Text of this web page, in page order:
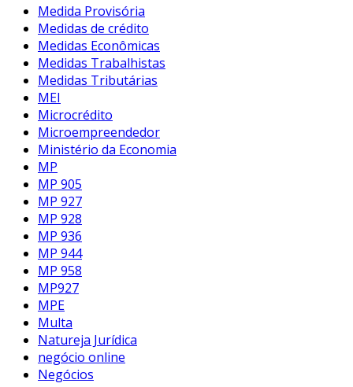
Medida Provisória
Medidas de crédito
Medidas Econômicas
Medidas Trabalhistas
Medidas Tributárias
MEI
Microcrédito
Microempreendedor
Ministério da Economia
MP
MP 905
MP 927
MP 928
MP 936
MP 944
MP 958
MP927
MPE
Multa
Natureja Jurídica
negócio online
Negócios